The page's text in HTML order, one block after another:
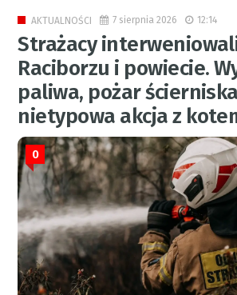
AKTUALNOŚCI 7 sierpnia 2026 12:14
Strażacy
Raciborzu i powiecie.
paliwa, pożar
nietypowa akcja z
0